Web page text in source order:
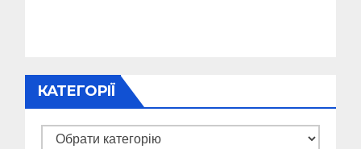
КАТЕГОРІЇ
Категорії